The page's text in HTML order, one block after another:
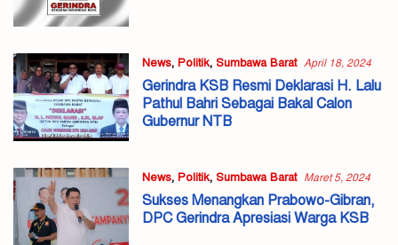
News, Politik, Sumbawa Barat April 18, 2024
Gerindra KSB Resmi Deklarasi H. Lalu
Pathul Bahri Sebagai Bakal Calon
Gubernur NTB
News, Politik, Sumbawa Barat Maret 5, 2024
Sukses Menangkan Prabowo-Gibran,
DPC Gerindra Apresiasi Warga KSB